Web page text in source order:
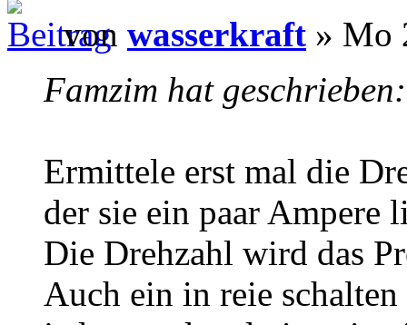
von wasserkraft » Mo
Famzim hat geschrieben:
Ermittele erst mal die
der sie ein paar Ampere
Die Drehzahl wird das
Auch ein in reie